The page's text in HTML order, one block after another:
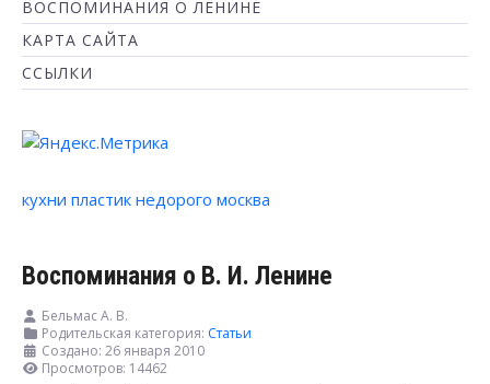
ВОСПОМИНАНИЯ О ЛЕНИНЕ
КАРТА САЙТА
ССЫЛКИ
кухни пластик недорого москва
Воспоминания о В. И. Ленине
Бельмас А. В.
Родительская категория: Статьи
Создано: 26 января 2010
Просмотров: 14462